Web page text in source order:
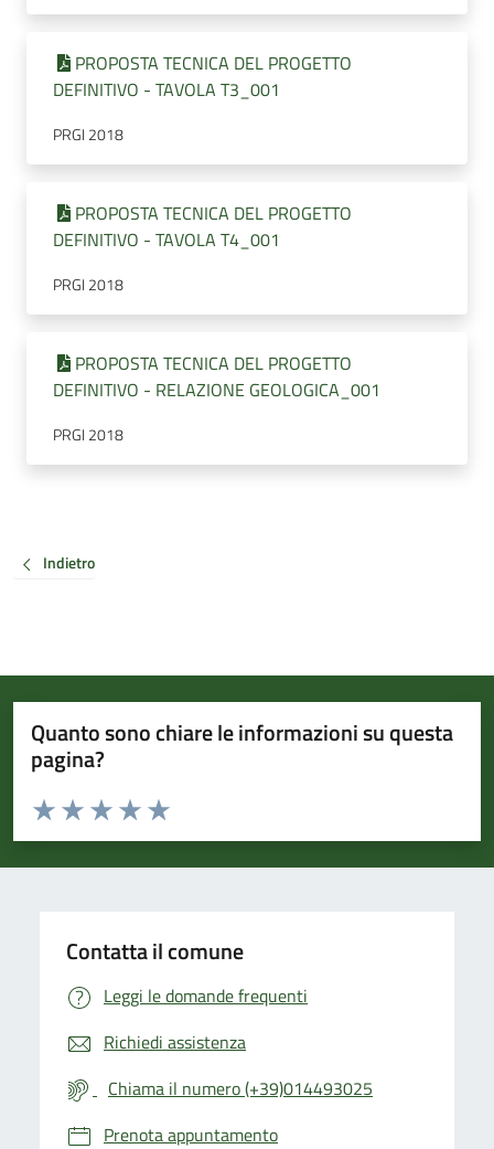
PROPOSTA TECNICA DEL PROGETTO
DEFINITIVO - TAVOLA T3_001
PRGI 2018
PROPOSTA TECNICA DEL PROGETTO
DEFINITIVO - TAVOLA T4_001
PRGI 2018
PROPOSTA TECNICA DEL PROGETTO
DEFINITIVO - RELAZIONE GEOLOGICA_001
PRGI 2018
Indietro
Quanto sono chiare le informazioni su questa
pagina?
Valuta da 1 a 5 stelle la pagina
Valuta 5 stelle su 5
Valuta 4 stelle su 5
Valuta 3 stelle su 5
Valuta 2 stelle su 5
Valuta 1 stelle su 5
Contatta il comune
Leggi le domande frequenti
Richiedi assistenza
Chiama il numero (+39)014493025
Prenota appuntamento